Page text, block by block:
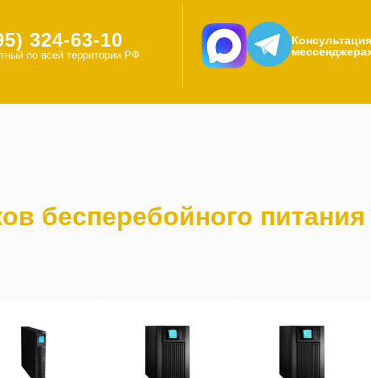
324-63-10
по всей территории РФ
бесперебойного питания